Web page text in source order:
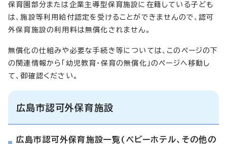
保育園部分または企業主導型保育施設に在籍している子ども
は、施設等利用給付認定を受けることができませんので、認可
外保育施設の利用料は無償化されません。
無償化の仕組みや必要な手続き等については、このページの下
の関連情報から「幼児教育・保育の無償化」のページへ移動し
て、御確認ください。
広島市認可外保育施設
広島市認可外保育施設一覧(ベビーホテル、その他の